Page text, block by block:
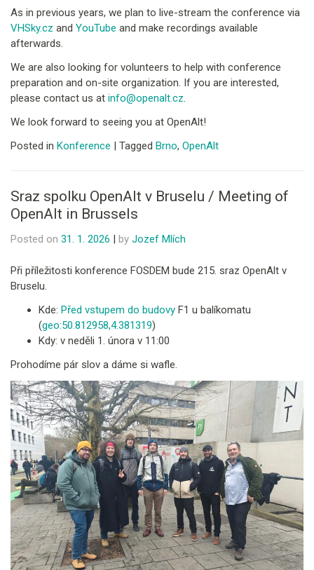
As in previous years, we plan to live-stream the conference via
VHSky.cz and YouTube and make recordings available
afterwards.
We are also looking for volunteers to help with conference
preparation and on-site organization. If you are interested,
please contact us at info@openalt.cz.
We look forward to seeing you at OpenAlt!
Posted in Konference | Tagged Brno, OpenAlt
Sraz spolku OpenAlt v Bruselu / Meeting of
OpenAlt in Brussels
Posted on 31. 1. 2026 | by Jozef Mlích
Při příležitosti konference FOSDEM bude 215. sraz OpenAlt v
Bruselu.
Kde: Před vstupem do budovy F1 u balíkomatu
(geo:50.812958,4.381319)
Kdy: v neděli 1. února v 11:00
Prohodíme pár slov a dáme si wafle.